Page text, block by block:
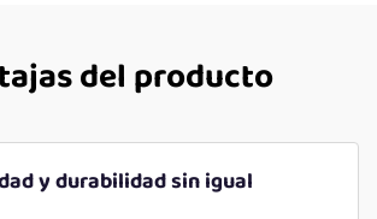
del producto
y durabilidad sin igual